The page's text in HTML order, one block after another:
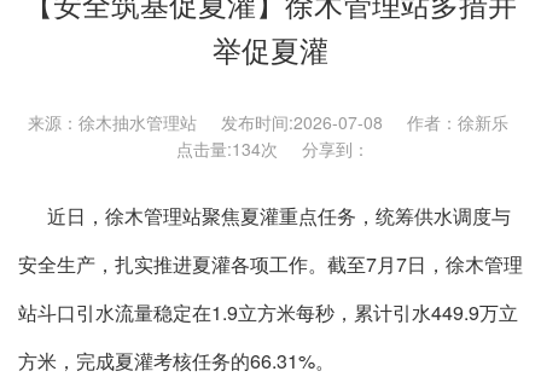
举促夏灌
来源：徐木抽水管理站 发布时间:2026-07-08 作者：徐新乐
点击量:134次 分享到：
近日，徐木管理站聚焦夏灌重点任务，统筹供水调度与
安全生产，扎实推进夏灌各项工作。截至7月7日，徐木管理
站斗口引水流量稳定在1.9立方米每秒，累计引水449.9万立
方米，完成夏灌考核任务的66.31%。